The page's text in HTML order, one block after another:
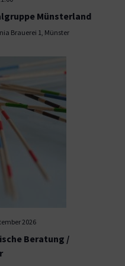
Münsterland
Brauerei 1, Münster
2026
Beratung /